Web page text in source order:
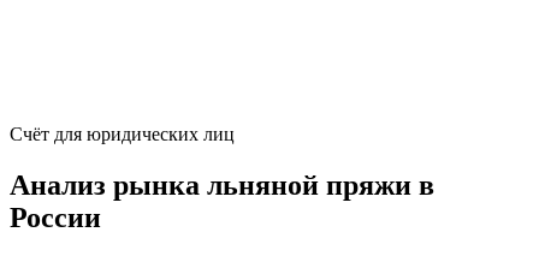
Счёт для юридических лиц
Анализ рынка льняной пряжи в
России